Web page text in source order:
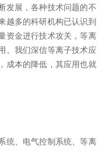
发展，各种技术问题的不
越多的科研机构已认识到
资金进行技术攻关，等离
。我们深信等离子技术应
成本的降低，其应用也就
统、电气控制系统、等离